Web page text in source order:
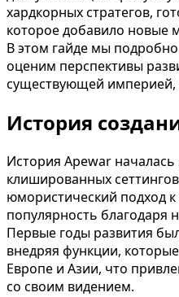
хардкорных стратегов,
которое добавило новые
В этом гайде мы
оценим перспективы
существующей империей,
История
История Apewar
клишированных
юмористический подход
популярность благодаря
Первые годы развития
внедряя функции,
Европе и Азии, что
со своим видением.